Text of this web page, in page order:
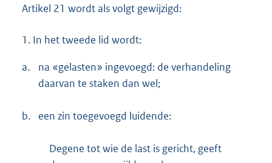
Artikel 21 wordt als volgt gewijzigd:
1. In het tweede lid wordt:
a.
na «gelasten» ingevoegd: de verhandeling
daarvan te staken dan wel;
b. een zin toegevoegd luidende:
Degene tot wie de last is gericht, geeft